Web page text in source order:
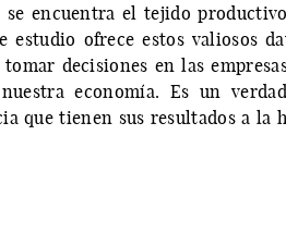
encuentra el tejido
estudio ofrece estos valiosos
decisiones en las
economía. Es un
que tienen sus resultados a la